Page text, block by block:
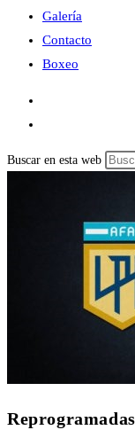
Galería
Contacto
Boxeo
Buscar en esta web